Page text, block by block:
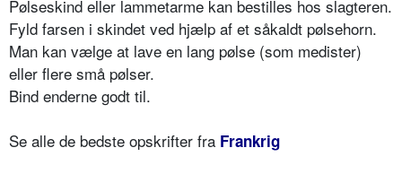
Pølseskind eller lammetarme kan bestilles hos slagteren.
Fyld farsen i skindet ved hjælp af et såkaldt pølsehorn.
Man kan vælge at lave en lang pølse (som medister)
eller flere små pølser.
Bind enderne godt til.
Se alle de bedste opskrifter fra Frankrig